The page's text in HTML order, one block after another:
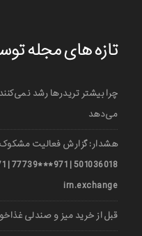
تازه های مجله
می‌دهد
هشدار: گزارش فعالیت مشکوک
irn.exchange
قبل از خرید میز و صندلی